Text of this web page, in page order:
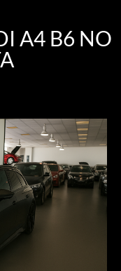
A4 B6 NO